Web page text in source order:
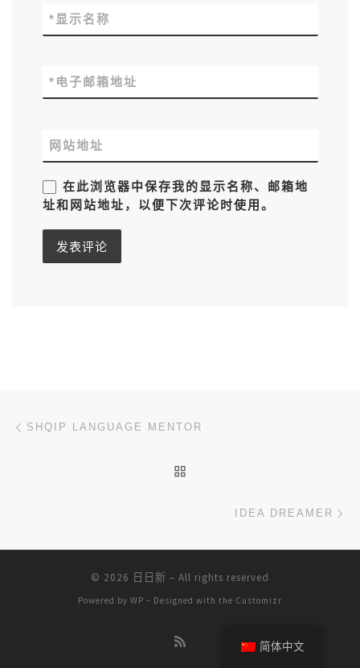
显示名称
*
电子邮箱地址
*
网站地址
在此浏览器中保存我的显示名称、邮箱地
址和网站地址，以便下次评论时使用。
文章导航
SHQIP LANGUAGE MENTOR
IDEA DREAMER
© 2026 日日新 – All rights reserved
Powered by WP – Designed with the Customizr
简体中文